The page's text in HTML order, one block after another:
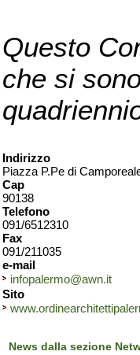
Questo
che si
Indirizzo
Piazza P.Pe di
Cap
90138
Telefono
091/6512310
Fax
091/211035
e-mail
infopalermo@awn.it
Sito
News dalla sezione